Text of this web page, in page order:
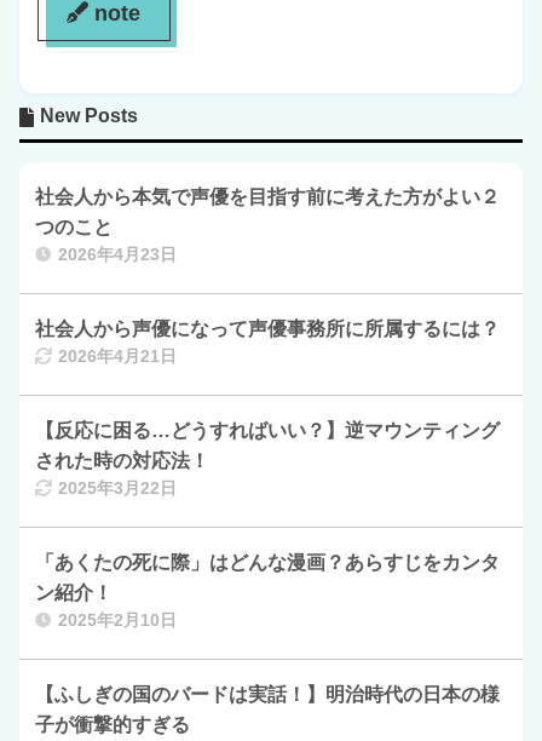
note
New Posts
2026年4月23日
社会人から本気で声優を目指す前に考えた方がよい２
つのこと
2026年4月21日
社会人から声優になって声優事務所に所属するには？
2025年3月22日
【反応に困る…どうすればいい？】逆マウンティング
された時の対応法！
2025年2月10日
「あくたの死に際」はどんな漫画？あらすじをカンタ
ン紹介！
【ふしぎの国のバードは実話！】明治時代の日本の様
子が衝撃的すぎる